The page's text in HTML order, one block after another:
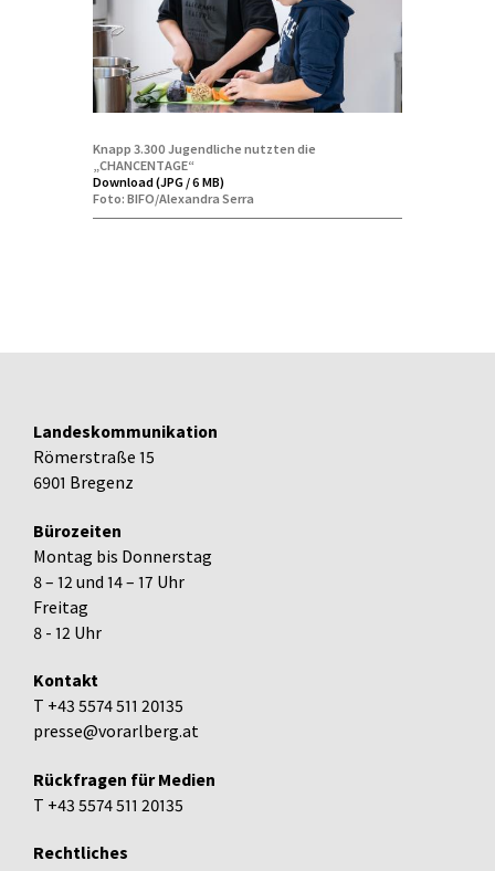
Knapp 3.300 Jugendliche nutzten die
„CHANCENTAGE“
Download (JPG / 6 MB)
Foto: BIFO/Alexandra Serra
Landeskommunikation
Römerstraße 15
6901 Bregenz
Bürozeiten
Montag bis Donnerstag
8 – 12 und 14 – 17 Uhr
Freitag
8 - 12 Uhr
Kontakt
T +43 5574 511 20135
presse@vorarlberg.at
Rückfragen für Medien
T +43 5574 511 20135
Rechtliches